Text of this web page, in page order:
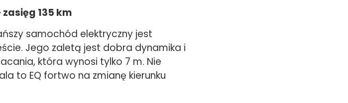
zasięg 135 km
samochód elektryczny jest
Jego zaletą jest dobra dynamika i
która wynosi tylko 7 m. Nie
to EQ fortwo na zmianę kierunku